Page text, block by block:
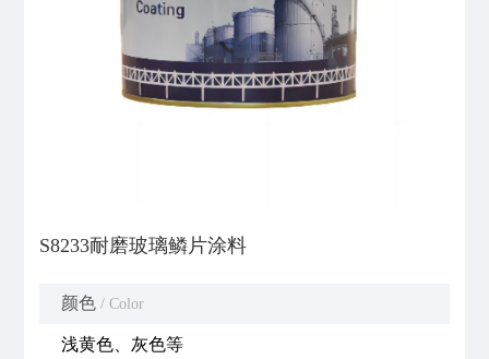
S8233耐磨玻璃鳞片涂料
颜色 / Color
浅黄色、灰色等